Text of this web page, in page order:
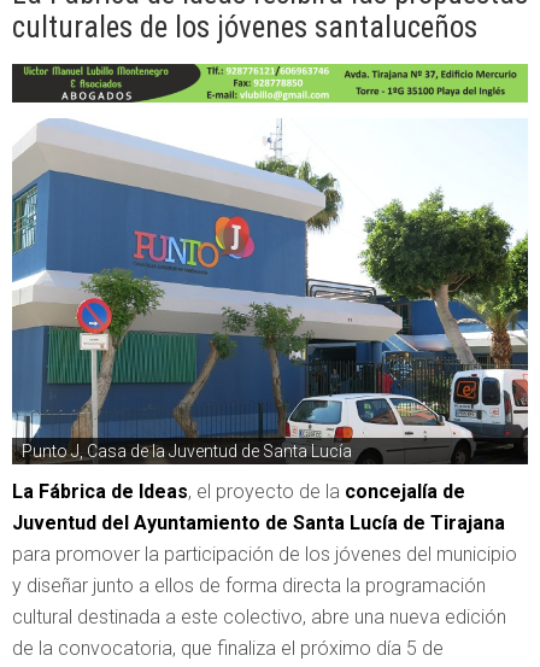
culturales de los jóvenes santaluceños
Punto J, Casa de la Juventud de Santa Lucía
La Fábrica de Ideas, el proyecto de la concejalía de
Juventud del Ayuntamiento de Santa Lucía de Tirajana
para promover la participación de los jóvenes del municipio
y diseñar junto a ellos de forma directa la programación
cultural destinada a este colectivo, abre una nueva edición
de la convocatoria, que finaliza el próximo día 5 de